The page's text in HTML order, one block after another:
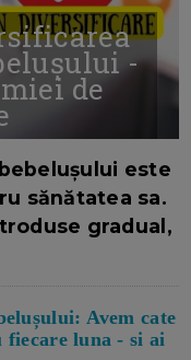
-
de
este
sănătatea sa.
gradual,
Avem cate
luna - si ai